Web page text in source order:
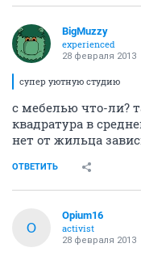
BigMuzzy
experienced
28 февраля 2013
супер уютную студию
с мебелью что-ли?
квадратура в
нет от жильца
ОТВЕТИТЬ
O
Opium16
activist
28 февраля 2013